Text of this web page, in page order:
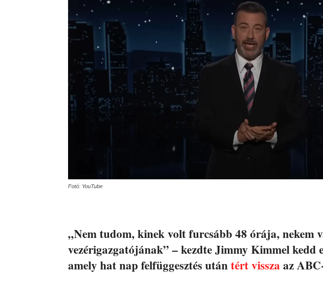
Fotó: YouTube
„Nem tudom, kinek volt furcsább 48 órája, nekem
vezérigazgatójának” – kezdte Jimmy Kimmel kedd
amely hat nap felfüggesztés utántért vissza az